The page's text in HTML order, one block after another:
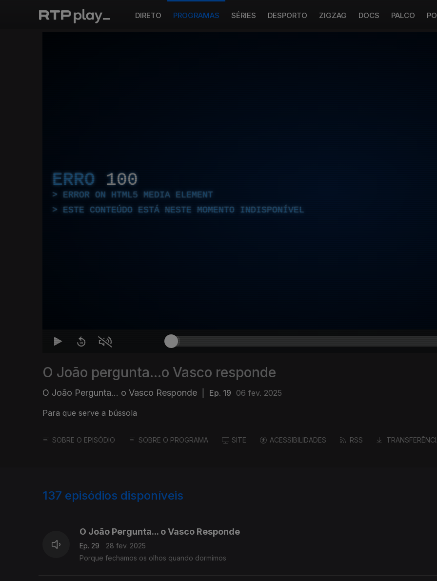
DIRETO PROGRAMAS SÉRIES DESPORTO ZIGZAG DOCS PALCO
ERRO 100
ERROR ON HTML5 MEDIA ELEMENT
ESTE CONTEÚDO ESTÁ NESTE MOMENTO INDISPONÍVEL
O João pergunta...o Vasco responde
O João Pergunta... o Vasco Responde Ep. 19 06 fev. 2025
Para que serve a bússola
SOBRE O EPISÓDIO SOBRE O PROGRAMA SITE ACESSIBILIDADES RSS
137 episódios disponíveis
O João Pergunta... o Vasco Responde
Ep. 29
28 fev. 2025
Porque fechamos os olhos quando dormimos